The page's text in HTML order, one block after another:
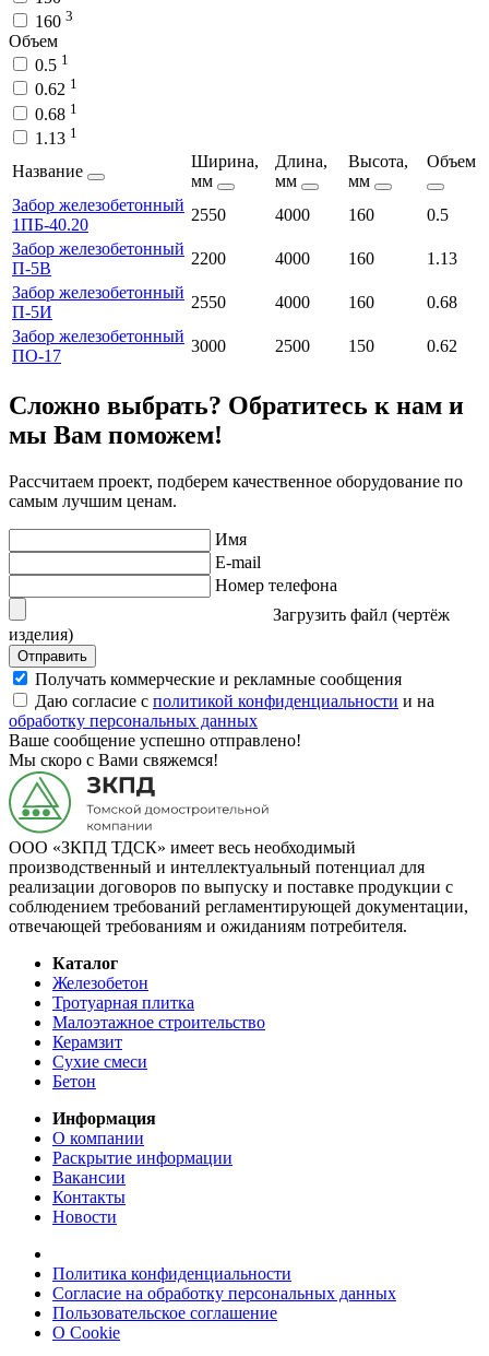
160 3
Объем
0.5 1
0.62 1
0.68 1
1.13 1
Название
Ширина,
мм
Длина,
мм
Высота,
мм
Объем
Забор железобетонный
1ПБ-40.20
2550 4000 160
0.5
Забор железобетонный
П-5В
2200 4000 160
1.13
Забор железобетонный
П-5И
2550 4000 160
0.68
Забор железобетонный
ПО-17
3000 2500 150 0.62
Сложно выбрать? Обратитесь к нам и
мы Вам поможем!
Рассчитаем проект, подберем качественное оборудование по
самым лучшим ценам.
Имя
E-mail
Номер телефона
Загрузить файл (чертёж
изделия)
Отправить
Получать коммерческие и рекламные сообщения
Даю согласие с политикой конфиденциальности и на
обработку персональных данных
Ваше сообщение успешно отправлено!
Мы скоро с Вами свяжемся!
ООО «ЗКПД ТДСК» имеет весь необходимый
производственный и интеллектуальный потенциал для
реализации договоров по выпуску и поставке продукции с
соблюдением требований регламентирующей документации,
отвечающей требованиям и ожиданиям потребителя.
Каталог
Железобетон
Тротуарная плитка
Малоэтажное строительство
Керамзит
Сухие смеси
Бетон
Информация
О компании
Раскрытие информации
Вакансии
Контакты
Новости
Политика конфиденциальности
Согласие на обработку персональных данных
Пользовательское соглашение
О Cookie